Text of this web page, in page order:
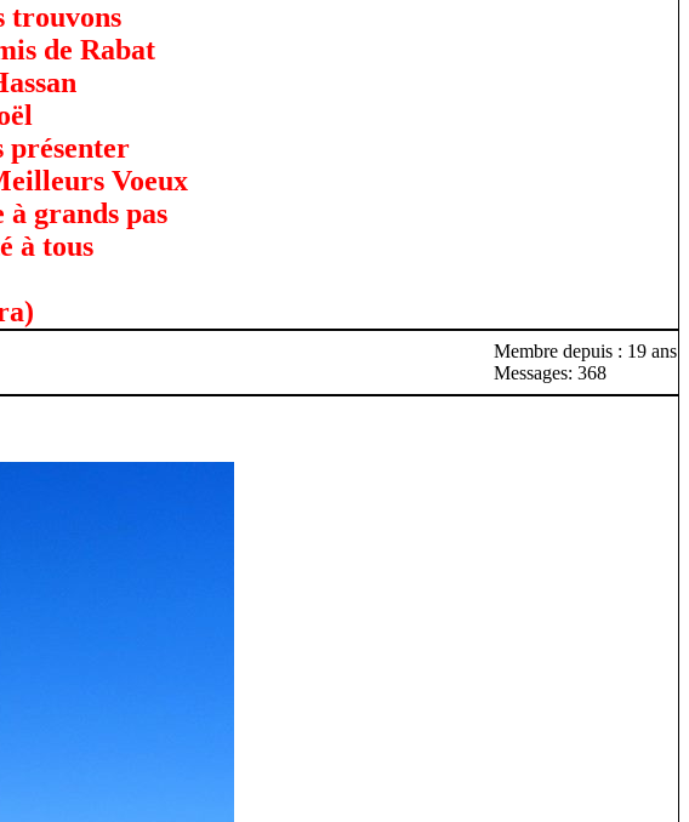
trouvons
de Rabat
présenter
Voeux
grands pas
à tous
Membre depuis : 19 ans
Messages: 368